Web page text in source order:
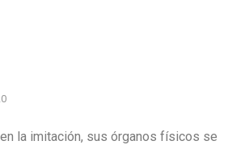
la imitación, sus órganos físicos se